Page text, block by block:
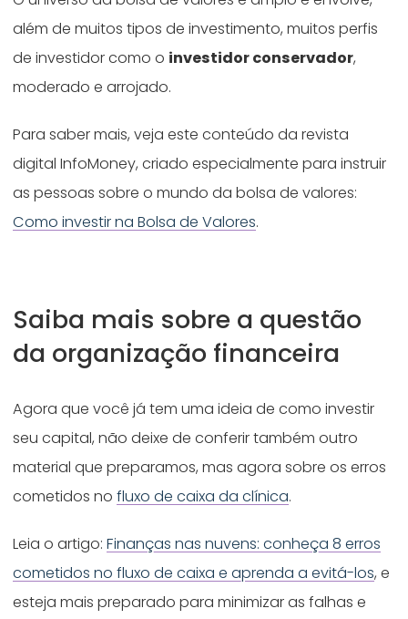
além de muitos tipos de investimento, muitos perfis
de investidor como o investidor conservador,
moderado e arrojado.
Para saber mais, veja este conteúdo da revista
digital InfoMoney, criado especialmente para instruir
as pessoas sobre o mundo da bolsa de valores:
Como investir na Bolsa de Valores.
Saiba mais sobre a questão
da organização financeira
Agora que você já tem uma ideia de como investir
seu capital, não deixe de conferir também outro
material que preparamos, mas agora sobre os erros
cometidos nofluxo de caixa da clínica.
Leia o artigo:Finanças nas nuvens: conheça 8 erros
cometidos no fluxo de caixa e aprenda a evitá-los, e
esteja mais preparado para minimizar as falhas e